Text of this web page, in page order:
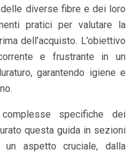
diverse fibre e dei loro
pratici per valutare la
dell’acquisto. L’obiettivo
e frustrante in un
garantendo igiene e
specifiche dei
questa guida in sezioni
un aspetto cruciale, dalla